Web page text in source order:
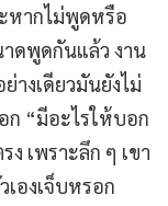
หากไม่พูดหรือ
าดพูดกันแล้ว งาน
างเดียวมันยังไม่
“มีอะไรให้บอก
เพราะลึก ๆ เขา
องเจ็บหรอก